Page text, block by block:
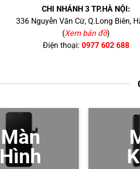
CHI NHÁNH 3 TP.HÀ NỘI:
336 Nguyễn Văn Cừ, Q.Long Biên,
(Xem bản đồ)
Điện thoại: 0977 602 688
Màn
Hình